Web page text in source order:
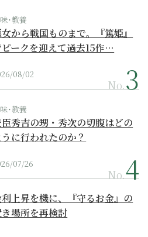
･教養
から戦国ものまで。『篤姫』
ークを迎えて過去15作…
08/02
No.
･教養
秀吉の甥・秀次の切腹はどの
うに行われたのか？
07/26
No.
上昇を機に、『守るお金』の
場所を再検討